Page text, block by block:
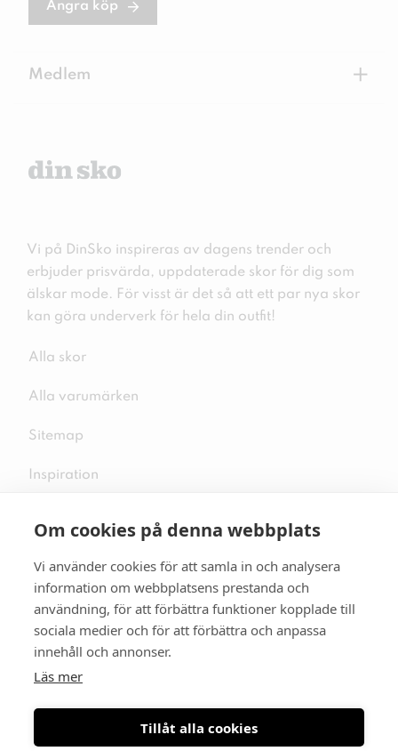
Om cookies på denna webbplats
Vi använder cookies för att samla in och analysera
information om webbplatsens prestanda och
användning, för att förbättra funktioner kopplade till
sociala medier och för att förbättra och anpassa
innehåll och annonser.
Läs mer
Tillåt alla cookies
Ångra köp
Medlem +
Vi på DinSko inspireras av dagens trender och
erbjuder prisvärda, uppdaterade skor för dig som
älskar mode. För visst är det så att ett par nya skor
kan göra underverk för hela din outfit!
Alla skor
Alla varumärken
Sitemap
Inspiration
Följ oss på sociala medier
Se mer skor: skopunkten.se